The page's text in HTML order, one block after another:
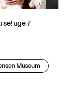
Museum
se! uge 7